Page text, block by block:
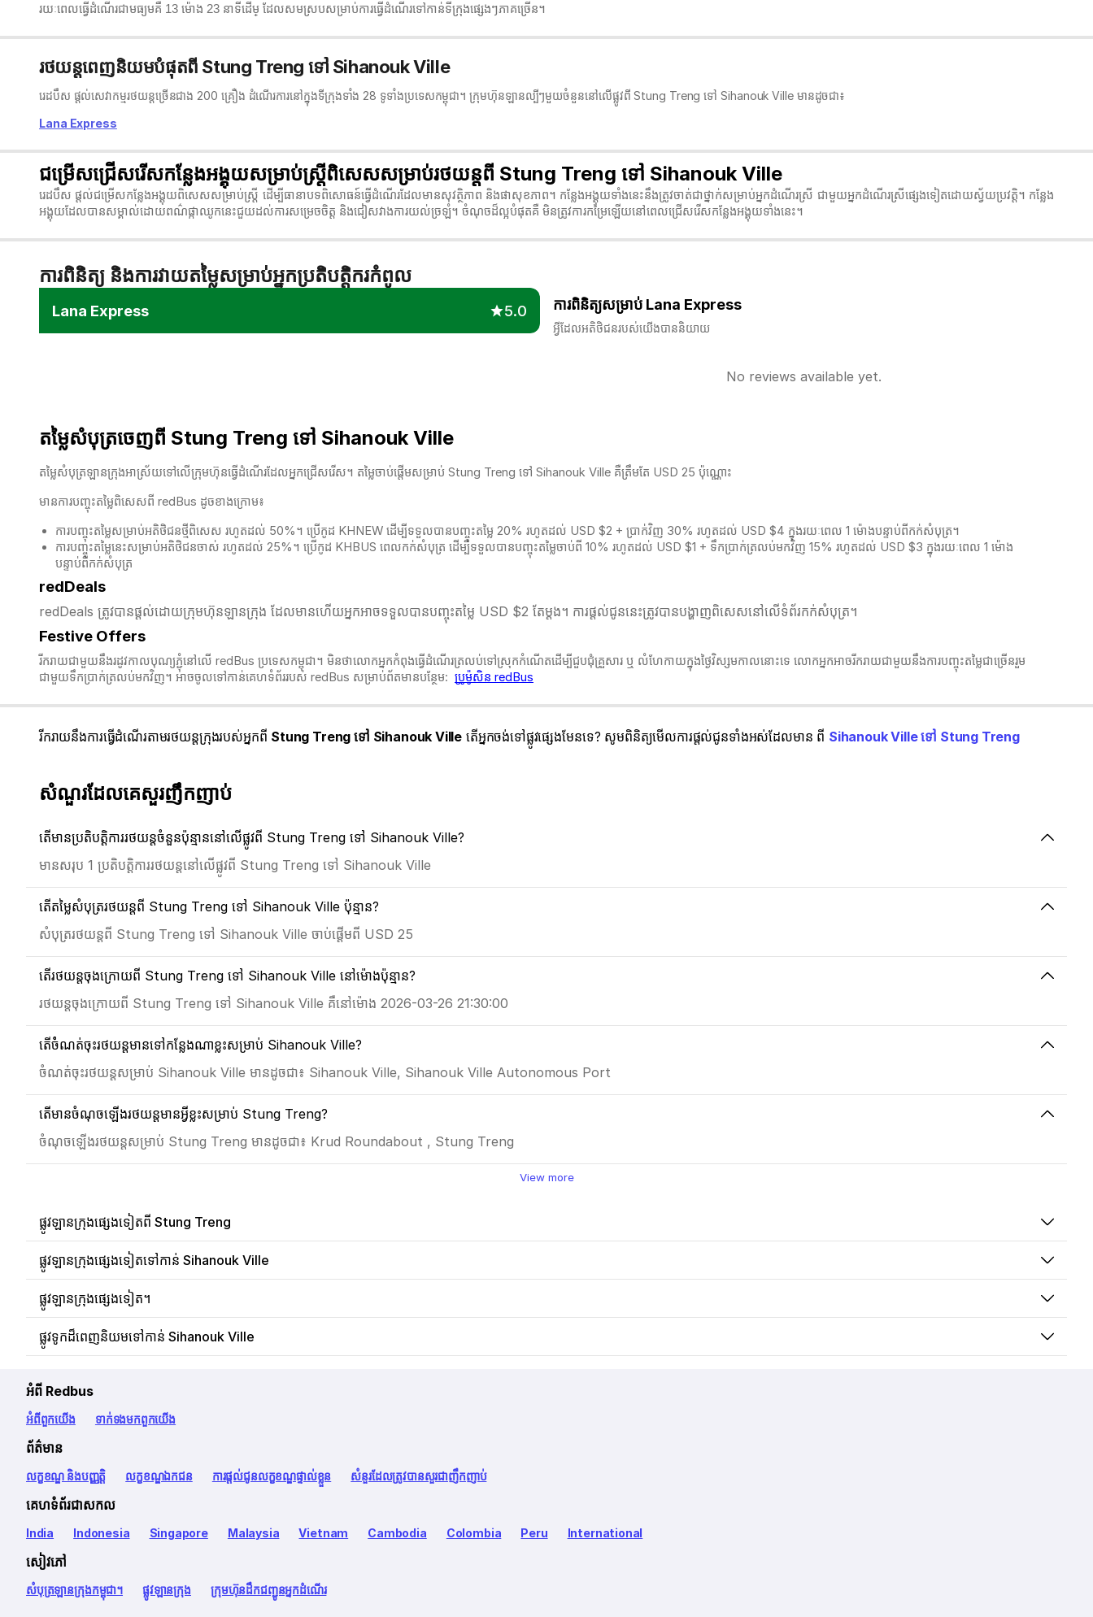
រយៈពេលធ្វើដំណើរជាមធ្យមគឺ 13 ម៉ោង 23 នាទី​ដើម្ ដែលសមស្របសម្រាប់ការធ្វើដំណើរទៅកាន់ទីក្រុងផ្សេងៗភាគច្រើន។
រថយន្តពេញនិយមបំផុតពី Stung Treng ទៅ Sihanouk Ville
រេដបឹស ផ្តល់សេវាកម្មរថយន្តច្រើនជាង 200 គ្រឿង ដំណើរការនៅក្នុងទីក្រុងទាំង 28 ទូទាំងប្រទេសកម្ពុជា។ ក្រុមហ៊ុនឡានល្បីៗមួយចំនួននៅលើផ្លូវពី Stung Treng ទៅ Sihanouk Ville មានដូចជា៖
Lana Express
ជម្រើសជ្រើសរើសកន្លែងអង្គុយសម្រាប់ស្ត្រីពិសេសសម្រាប់រថយន្តពី Stung Treng ទៅ Sihanouk Ville
រេដបឹស ផ្តល់ជម្រើសកន្លែងអង្គុយពិសេសសម្រាប់ស្ត្រី ដើម្បីធានាបទពិសោធន៍ធ្វើដំណើរដែលមានសុវត្ថិភាព និងផាសុខភាព។ កន្លែងអង្គុយទាំងនេះនឹងត្រូវចាត់ជាថ្នាក់សម្រាប់អ្នកដំណើរស្រី ជាមួយអ្នកដំណើរស្រីផ្សេងទៀតដោយស្វ័យប្រវត្តិ។ កន្លែង
អង្គុយដែលបានសម្គាល់ដោយពណ៌ផ្កាឈូកនេះជួយដល់ការសម្រេចចិត្ត និងជៀសវាងការយល់ច្រឡំ។ ចំណុចដ៏ល្អបំផុតគឺ មិនត្រូវការកម្រៃឡើយនៅពេលជ្រើសរើសកន្លែងអង្គុយទាំងនេះ។
ការពិនិត្យ និងការវាយតម្លៃសម្រាប់អ្នកប្រតិបត្តិករកំពូល
Lana Express 5.0 ការពិនិត្យសម្រាប់ Lana Express
អ្វីដែលអតិថិជនរបស់យើងបាននិយាយ
No reviews available yet.
តម្លៃសំបុត្រចេញពី Stung Treng ទៅ Sihanouk Ville
តម្លៃសំបុត្រឡានក្រុងអាស្រ័យទៅលើក្រុមហ៊ុនធ្វើដំណើរដែលអ្នកជ្រើសរើស។ តម្លៃចាប់ផ្តើមសម្រាប់ Stung Treng ទៅ Sihanouk Ville គឺត្រឹមតែ USD 25 ប៉ុណ្ណោះ
មានការបញ្ចុះតម្លៃពិសេសពី redBus ដូចខាងក្រោម៖
ការបញ្ចុះតម្លៃសម្រាប់អតិថិជនថ្មីពិសេស រហូតដល់ 50%។ ប្រើកូដ KHNEW ដើម្បីទទួលបានបញ្ចុះតម្លៃ 20% រហូតដល់ USD $2 + ប្រាក់វិញ 30% រហូតដល់ USD $4 ក្នុងរយៈពេល 1 ម៉ោងបន្ទាប់ពីកក់សំបុត្រ។
ការបញ្ចុះតម្លៃនេះសម្រាប់អតិថិជនចាស់ រហូតដល់ 25%។ ប្រើកូដ KHBUS ពេលកក់សំបុត្ រ ដើម្បីទទួលបានបញ្ចុះតម្លៃចាប់ពី 10% រហូតដល់ USD $1 + ទឹកប្រាក់ត្រលប់មកវិញ 15% រហូតដល់ USD $3 ក្នុងរយៈពេល 1 ម៉ោង
បន្ទាប់ពីកក់សំបុត្
redDeals
redDeals ត្រូវបានផ្តល់ដោយក្រុមហ៊ុនឡានក្រុង ដែលមានហើយអ្នកអាចទទួលបានបញ្ចុះតម្លៃ USD $2 តែម្ដង។ ការផ្តល់ជូននេះត្រូវបានបង្ហាញពិសេសនៅលើទំព័រកក់សំបុត្រ។​​
Festive Offers
រីករាយជាមួយនឹងរដូវកាលបុណ្យភ្ជុំ​នៅលើ redBus ប្រទេសកម្ពុជា។ មិនថាលោកអ្នកកំពុងធ្វើដំណើរត្រលប់ទៅស្រុកកំណើតដើម្បីជួបជុំគ្រួសារ ឬ លំហែកាយក្នុងថ្ងៃវិស្សមកាលនោះទេ លោកអ្នកអាចរីករាយជាមួយនឹងការបញ្ចុះតម្លៃជាច្រើនរួម
ជាមួយទឹកប្រាក់ត្រលប់មកវិញ។ អាចចូលទៅកាន់គេហទំព័ររបស់ redBus សម្រាប់ព័តមានបន្ថែម: ប្រូម៉ូសិន redBus
រីករាយនឹងការធ្វើដំណើរតាមរថយន្តក្រុងរបស់អ្នកពី Stung Treng ទៅ Sihanouk Ville តើអ្នកចង់ទៅផ្លូវផ្សេងមែនទេ? សូមពិនិត្យមើលការផ្តល់ជូនទាំងអស់ដែលមាន ពី Sihanouk Ville ទៅ Stung Treng
សំណួរដែលគេសួរញឹកញាប់
តើមានប្រតិបត្តិការរថយន្តចំនួនប៉ុន្មាននៅលើផ្លូវពី Stung Treng ទៅ Sihanouk Ville?
មានសរុប 1 ប្រតិបត្តិការរថយន្តនៅលើផ្លូវពី Stung Treng ទៅ Sihanouk Ville
តើតម្លៃសំបុត្ររថយន្តពី Stung Treng ទៅ Sihanouk Ville ប៉ុន្មាន?
សំបុត្ររថយន្តពី Stung Treng ទៅ Sihanouk Ville ចាប់ផ្តើមពី USD 25
តើរថយន្តចុងក្រោយពី Stung Treng ទៅ Sihanouk Ville នៅម៉ោងប៉ុន្មាន?
រថយន្តចុងក្រោយពី Stung Treng ទៅ Sihanouk Ville គឺនៅម៉ោង 2026-03-26 21:30:00
តើចំំណត់ចុះរថយន្តមានទៅកន្លែងណាខ្លះសម្រាប់ Sihanouk Ville?
ចំណត់ចុះរថយន្តសម្រាប់ Sihanouk Ville មានដូចជា៖ Sihanouk Ville, Sihanouk Ville Autonomous Port
តើមានចំណុចឡើងរថយន្តមានអ្វីខ្លះសម្រាប់ Stung Treng?
ចំណុចឡើងរថយន្តសម្រាប់ Stung Treng មានដូចជា៖ Krud Roundabout , Stung Treng
View more
ផ្លូវឡានក្រុងផ្សេងទៀតពី Stung Treng
ផ្លូវឡានក្រុងផ្សេងទៀតទៅកាន់ Sihanouk Ville
ផ្លូវឡានក្រុងផ្សេងទៀត។
ផ្លូវទូកដ៏ពេញនិយមទៅកាន់ Sihanouk Ville
អំពី Redbus
អំពី​ពួក​យើង ទាក់ទង​មក​ពួក​យើង
ព័ត៌មាន
លក្ខខណ្ឌ និងបញ្ញត្តិ លក្ខខណ្ឌឯកជន ការផ្តល់ជូនលក្ខខណ្ឌផ្ទាល់ខ្លួន សំនួរដែលត្រូវបានសួរជាញឹកញាប់
គេហទំព័រជាសកល
India Indonesia Singapore Malaysia Vietnam Cambodia Colombia Peru International
សៀវភៅ
សំបុត្រឡានក្រុងកម្ពុជា។ ផ្លូវឡានក្រុង ក្រុមហ៊ុនដឹកជញ្ជូនអ្នកដំណើរ